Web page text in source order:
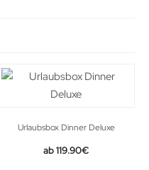
Urlaubsbox Dinner Deluxe
119.90€